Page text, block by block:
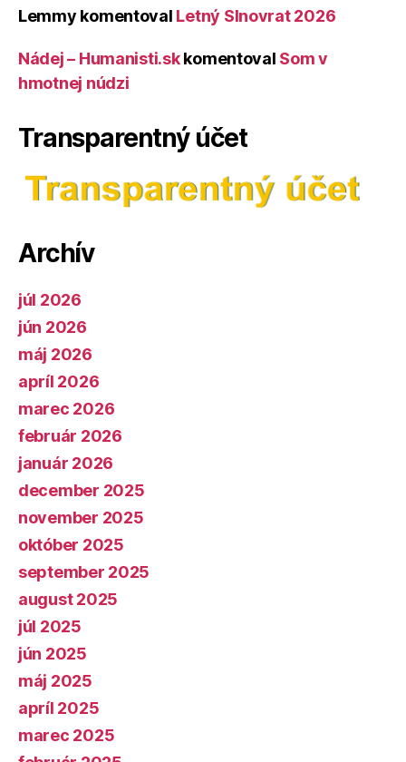
Lemmy komentoval Letný Slnovrat 2026
Nádej – Humanisti.skkomentoval Som v
hmotnej núdzi
Transparentný účet
Archív
júl 2026
jún 2026
máj 2026
apríl 2026
marec 2026
február 2026
január 2026
december 2025
november 2025
október 2025
september 2025
august 2025
júl 2025
jún 2025
máj 2025
apríl 2025
marec 2025